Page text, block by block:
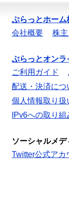
ぷらっとホーム
会社概要
株
ぷらっとオンラ
ご利用ガイド
配送・決済につ
個人情報取り扱
IPv6への取り組
ソーシャルメデ
Twitter公式アカ